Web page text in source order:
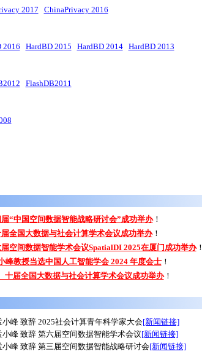
2017 ChinaPrivacy 2016
2016 HardBD 2015 HardBD 2014 HardBD 2013
FlashDB2011
“中国空间数据智能战略研讨会”成功举办！
全国大数据与社会计算学术会议成功举办！
届空间数据智能学术会议SpatialDI 2025在厦门成功举办！
峰教授当选中国人工智能学会 2024 年度会士！
十届全国大数据与社会计算学术会议成功举办！
小峰 致辞 2025社会计算青年科学家大会[新闻链接]
小峰 致辞 第六届空间数据智能学术会议 [新闻链接]
小峰 致辞 第三届空间数据智能战略研讨会[新闻链接]